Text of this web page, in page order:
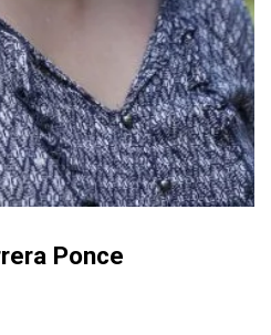
Ponce